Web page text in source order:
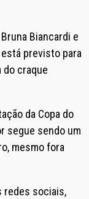
Biancardi e
previsto para
do craque
da Copa do
segue sendo um
mesmo fora
redes sociais,